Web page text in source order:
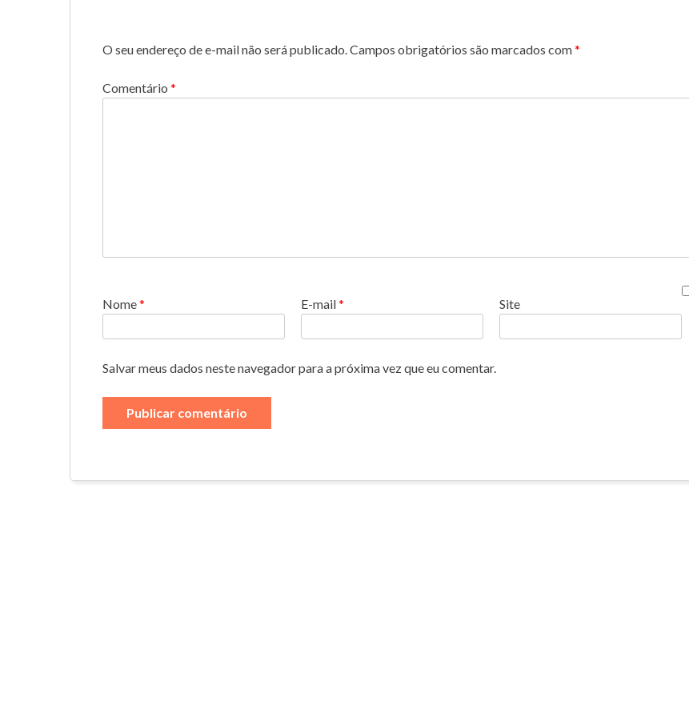
O seu endereço de e-mail não será publicado.Campos obrigatórios são marcados com*
Comentário *
Nome* E-mail* Site
Salvar meus dados neste navegador para a próxima vez que eu comentar.